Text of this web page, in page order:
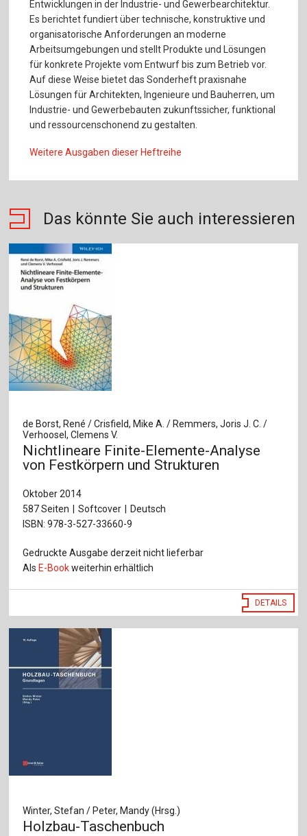
Entwicklungen in der Industrie- und Gewerbearchitektur.
Es berichtet fundiert über technische, konstruktive und
organisatorische Anforderungen an moderne
Arbeitsumgebungen und stellt Produkte und Lösungen
für konkrete Projekte vom Entwurf bis zum Betrieb vor.
Auf diese Weise bietet das Sonderheft praxisnahe
Lösungen für Architekten, Ingenieure und Bauherren, um
Industrie- und Gewerbebauten zukunftssicher, funktional
und ressourcenschonend zu gestalten.
Weitere Ausgaben dieser Heftreihe
Das könnte Sie auch interessieren
de Borst, René / Crisfield, Mike A. / Remmers, Joris J. C. /
Verhoosel, Clemens V.
Nichtlineare Finite-Elemente-Analyse
von Festkörpern und Strukturen
Oktober 2014
587 Seiten
Softcover
Deutsch
ISBN: 978-3-527-33660-9
Gedruckte Ausgabe derzeit nicht lieferbar
Als E-Bookweiterhin erhältlich
DETAILS
Winter, Stefan / Peter, Mandy (Hrsg.)
Holzbau-Taschenbuch